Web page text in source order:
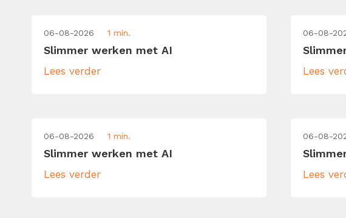
06-08-2026 1 min.
Slimmer werken met AI
Lees verder
06-08-
Lees
06-08-2026 1 min.
Slimmer werken met AI
Lees verder
06-08-
Lees